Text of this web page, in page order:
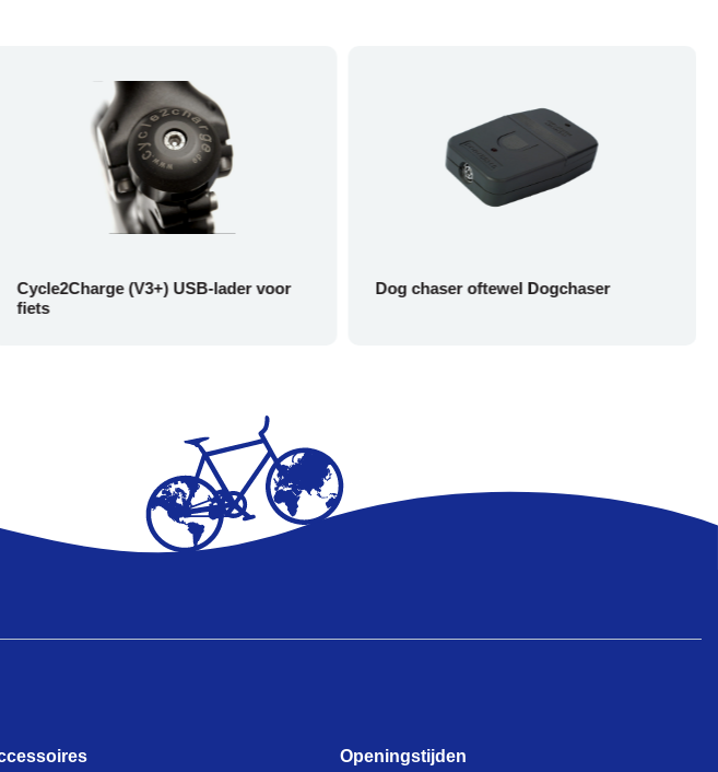
Cycle2Charge (V3+) USB-lader voor
fiets
Dog chaser oftewel Dogchaser
Openingstijden